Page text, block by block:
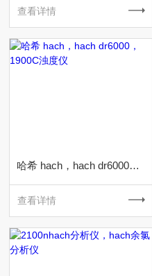
查看详情
哈希 hach，hach dr6000，1900C浊度仪
查看详情